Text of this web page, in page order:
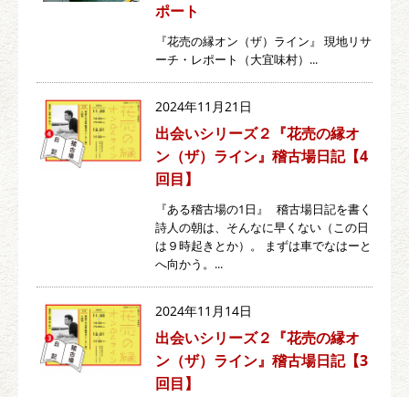
ポート
『花売の縁オン（ザ）ライン』 現地リサ
ーチ・レポート（大宜味村）...
2024年11月21日
出会いシリーズ２『花売の縁オ
ン（ザ）ライン』稽古場日記【4
回目】
『ある稽古場の1日』 稽古場日記を書く
詩人の朝は、そんなに早くない（この日
は９時起きとか）。 まずは車でなはーと
へ向かう。...
2024年11月14日
出会いシリーズ２『花売の縁オ
ン（ザ）ライン』稽古場日記【3
回目】